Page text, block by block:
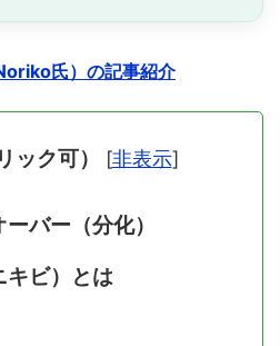
氏）の記事紹介
ック可） [非表示]
バー（分化）
キビ）とは